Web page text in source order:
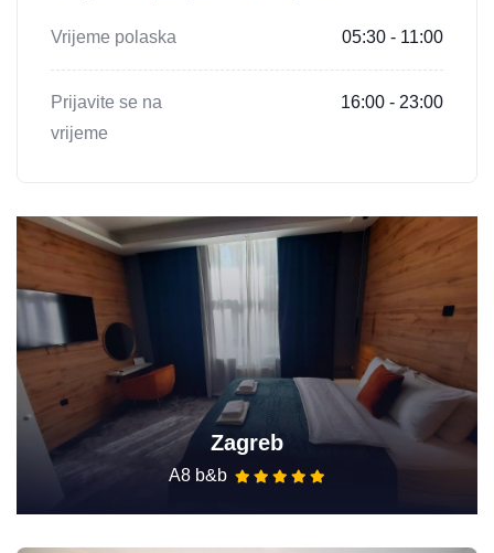
Vrijeme polaska 05:30 - 11:00
Prijavite se na
vrijeme
16:00 - 23:00
Zagreb
A8 b&b